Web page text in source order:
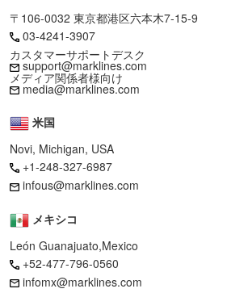
〒106-0032 東京都港区六本木7-15-9
03-4241-3907
カスタマーサポートデスク
support@marklines.com
メディア関係者様向け
media@marklines.com
米国
Novi, Michigan, USA
+1-248-327-6987
infous@marklines.com
メキシコ
León Guanajuato,Mexico
+52-477-796-0560
infomx@marklines.com